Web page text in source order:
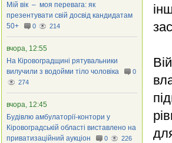
Мій вік – моя перевага: як
презентувати свій досвід кандидатам
50+
0 214
вчора, 12:55
На Кіровоградщині рятувальники
вилучили з водойми тіло чоловіка
0
274
вчора, 12:45
Будівлю амбулаторії-контори у
Кіровоградській області виставлено на
приватизаційний аукціон
0 226